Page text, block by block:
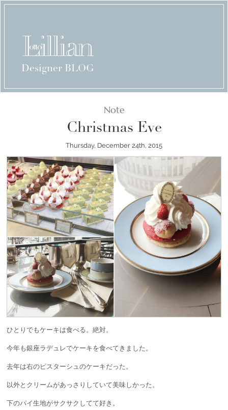
Designer BLOG
Note
Christmas Eve
Thursday, December 24th, 2015
ひとりでもケーキは食べる。絶対。
今年も銀座ラデュレでケーキを食べてきました。
去年は右のピスターシュのケーキだった。
以外とクリームがあっさりしていて美味しかった。
下のパイ生地がサクサクしてて好き。